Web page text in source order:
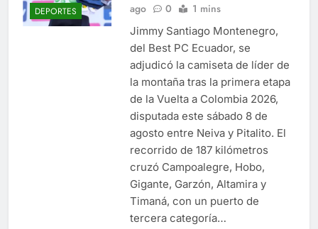
DEPORTES
ago
0 1 mins
Jimmy Santiago Montenegro,
del Best PC Ecuador, se
adjudicó la camiseta de líder de
la montaña tras la primera etapa
de la Vuelta a Colombia 2026,
disputada este sábado 8 de
agosto entre Neiva y Pitalito. El
recorrido de 187 kilómetros
cruzó Campoalegre, Hobo,
Gigante, Garzón, Altamira y
Timaná, con un puerto de
tercera categoría…